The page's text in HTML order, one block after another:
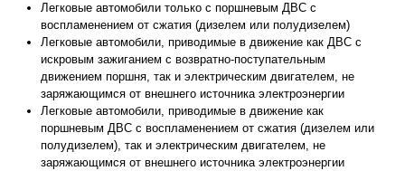
Легковые автомобили только с поршневым ДВС с
воспламенением от сжатия (дизелем или полудизелем)
Легковые автомобили, приводимые в движение как ДВС с
искровым зажиганием с возвратно-поступательным
движением поршня, так и электрическим двигателем, не
заряжающимся от внешнего источника электроэнергии
Легковые автомобили, приводимые в движение как
поршневым ДВС с воспламенением от сжатия (дизелем или
полудизелем), так и электрическим двигателем, не
заряжающимся от внешнего источника электроэнергии